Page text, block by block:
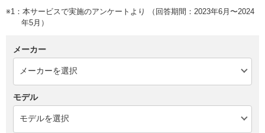
※1：本サービスで実施のアンケートより （回答期間：2023年6月〜2024
年5月）
メーカー
モデル